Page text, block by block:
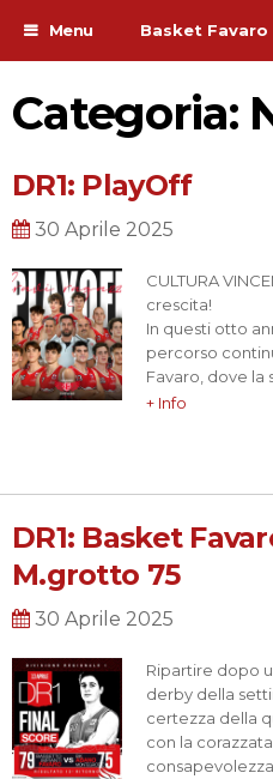
Menu Basket Favaro
Categoria:
DR1: PlayOff
30 Aprile 2025
CULTURA
crescita!
In questi otto
percorso
Favaro, dove la
accompagnato
dall’under 17
straordinario:
+ Info
DR1: Basket
M.grotto 75
30 Aprile 2025
Ripartire dopo
derby della
certezza della
con la